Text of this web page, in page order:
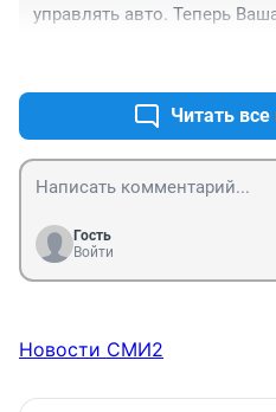
управлять авто. Теперь
Читать
Гость
Войти
Новости СМИ2